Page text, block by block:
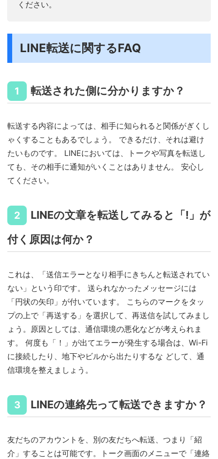
ください。
LINE転送に関するFAQ
1 転送された側に分かりますか？
転送する内容によっては、相手に知られると関係がぎくし
ゃくすることもあるでしょう。 できるだけ、それは避け
たいものです。 LINEにおいては、トークや写真を転送し
ても、その相手に通知がいくことはありません。 安心し
てください。
2
LINEの文章を転送してみると「!」が
付く原因は何か？
これは、「送信エラーとなり相手にきちんと転送されてい
ない」という印です。 送られなかったメッセージには
「円状の矢印」が付いています。 こちらのマークをタッ
プの上で「再送する」を選択して、再送信を試してみまし
ょう。原因としては、通信環境の悪化などが考えられま
す。 何度も「！」が出てエラーが発生する場合は、Wi-Fi
に接続したり、地下やビルから出たりするな どして、通
信環境を整えましょう。
3 LINEの連絡先って転送できますか？
友だちのアカウントを、別の友だちへ転送、つまり「紹
介」することは可能です。トーク画面のメニューで「連絡